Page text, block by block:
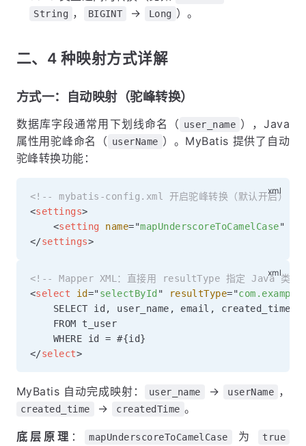
String ， BIGINT → Long ）。
二、4 种映射方式详解
方式一：自动映射（驼峰转换）
数据库字段通常用下划线命名（ user_name ），Java
属性用驼峰命名（ userName ）。MyBatis 提供了自动
驼峰转换功能：
<!-- mybatis-config.xml 开启驼峰转换（默认开启） --
<settings>
<setting name="mapUnderscoreToCamelCase"
</settings>
<!-- Mapper XML：直接用 resultType 指定 Java 类
<select id="selectById " resultType="
    SELECT id, user_name, email, created_time
    FROM t_user
</select>
MyBatis 自动完成映射： user_name → userName ，
created_time → createdTime 。
底层原理 ： mapUnderscoreToCamelCase 为 true